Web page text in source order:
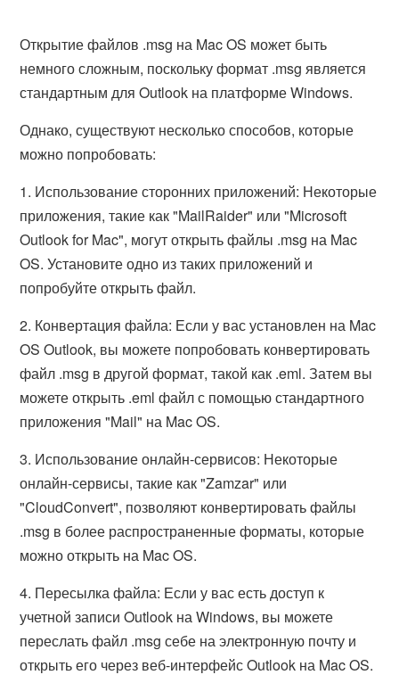
Открытие файлов .msg на Mac OS может быть
немного сложным, поскольку формат .msg является
стандартным для Outlook на платформе Windows.
Однако, существуют несколько способов, которые
можно попробовать:
1. Использование сторонних приложений: Некоторые
приложения, такие как "MailRaider" или "Microsoft
Outlook for Mac", могут открыть файлы .msg на Mac
OS. Установите одно из таких приложений и
попробуйте открыть файл.
2. Конвертация файла: Если у вас установлен на Mac
OS Outlook, вы можете попробовать конвертировать
файл .msg в другой формат, такой как .eml. Затем вы
можете открыть .eml файл с помощью стандартного
приложения "Mail" на Mac OS.
3. Использование онлайн-сервисов: Некоторые
онлайн-сервисы, такие как "Zamzar" или
"CloudConvert", позволяют конвертировать файлы
.msg в более распространенные форматы, которые
можно открыть на Mac OS.
4. Пересылка файла: Если у вас есть доступ к
учетной записи Outlook на Windows, вы можете
переслать файл .msg себе на электронную почту и
открыть его через веб-интерфейс Outlook на Mac OS.